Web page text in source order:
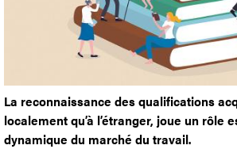
La reconnaissance des qualifications
localement qu’à l’étranger, joue un rôle
dynamique du marché du travail.